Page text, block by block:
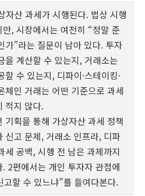
자산 과세가 시행된다. 법상 시행
, 시장에서는 여전히 “정말 준
가”라는 질문이 남아 있다. 투자
을 계산할 수 있는지, 거래소는
할 수 있는지, 디파이·스테이킹·
체인 거래는 어떤 기준으로 과세
적지 않다.
기획을 통해 가상자산 과세 정책
신고 문제, 거래소 인프라, 디파
세 공백, 시행 전 남은 과제까지
2편에서는 개인 투자자 관점에
고할 수 있느냐”를 들여다본다.